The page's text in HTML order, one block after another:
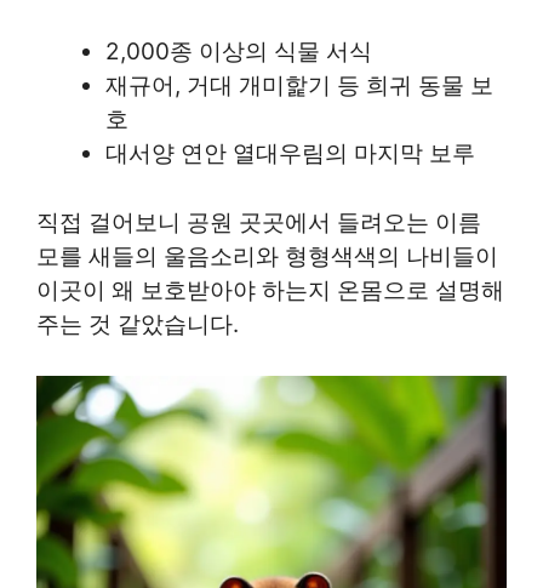
2,000종 이상의 식물 서식
재규어, 거대 개미핥기 등 희귀 동물 보
호
대서양 연안 열대우림의 마지막 보루
직접 걸어보니 공원 곳곳에서 들려오는 이름
모를 새들의 울음소리와 형형색색의 나비들이
이곳이 왜 보호받아야 하는지 온몸으로 설명해
주는 것 같았습니다.